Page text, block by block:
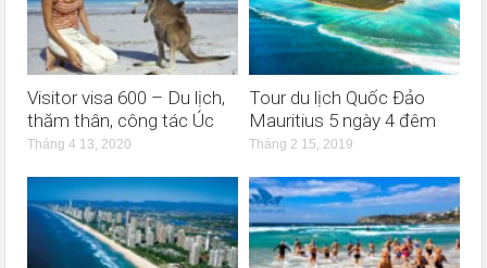
Visitor visa 600 – Du lịch,
thăm thân, công tác Úc
Tháng 4 13, 2020
Tour du lịch Quốc Đảo
Mauritius 5 ngày 4 đêm
Tháng 2 15, 2019